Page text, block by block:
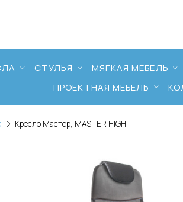
СТУЛЬЯ МЯГКАЯ МЕБЕЛЬ
ПРОЕКТНАЯ МЕБЕЛЬ
Кресло Мастер, MASTER HIGH